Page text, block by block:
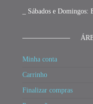
_ Sábados e Domingos:
Minha conta
Carrinho
Finalizar compras